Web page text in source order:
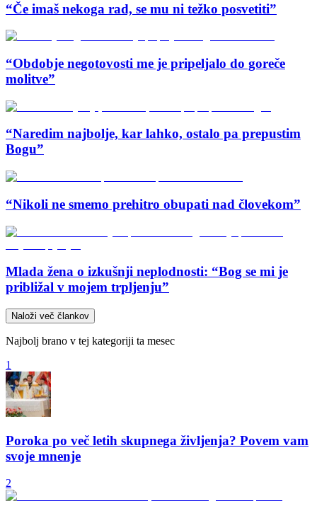
“Če imaš nekoga rad, se mu ni težko posvetiti”
“Obdobje negotovosti me je pripeljalo do goreče
molitve”
“Naredim najbolje, kar lahko, ostalo pa prepustim
Bogu”
“Nikoli ne smemo prehitro obupati nad človekom”
Mlada žena o izkušnji neplodnosti: “Bog se mi je
približal v mojem trpljenju”
Naloži več člankov
Najbolj brano v tej kategoriji ta mesec
1
Poroka po več letih skupnega življenja? Povem vam
svoje mnenje
2